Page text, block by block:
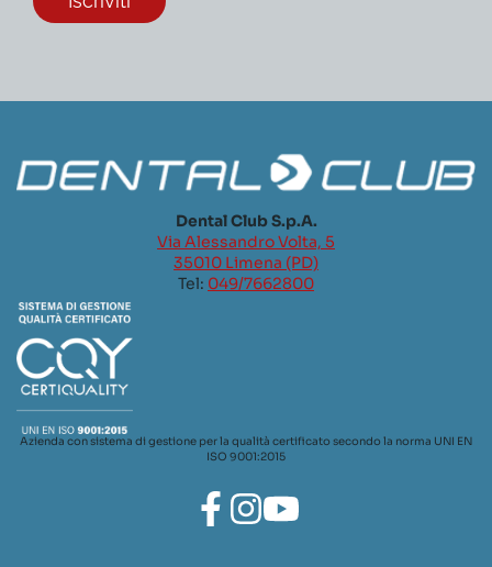
Dental Club S.p.A.
Via Alessandro Volta, 5
35010 Limena (PD)
Tel: 049/7662800
Azienda con sistema di gestione per la qualità certificato secondo la norma UNI EN
ISO 9001:2015